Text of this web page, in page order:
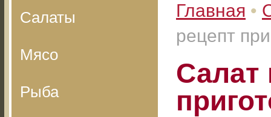
Салаты
Мясо
Рыба
Главная •
рецепт
Салат